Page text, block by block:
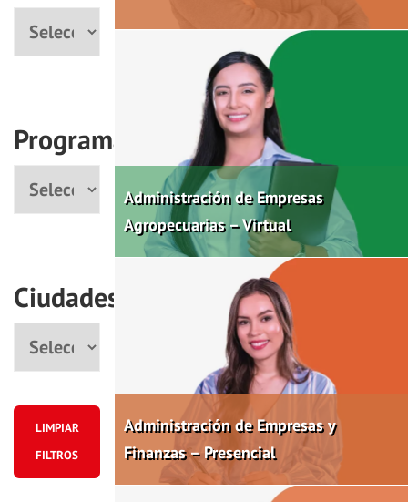
Programas
Ciudades
LIMPIAR
FILTROS
Administración de Empresas
Agropecuarias – Virtual
Administración de Empresas y
Finanzas – Presencial